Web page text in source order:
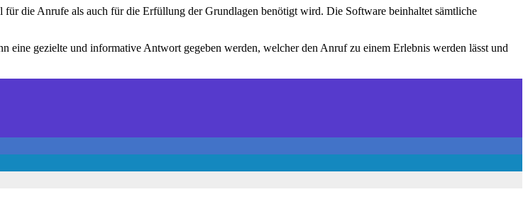
für die Anrufe als auch für die Erfüllung der Grundlagen benötigt wird. Die Software beinhaltet sämtliche
eine gezielte und informative Antwort gegeben werden, welcher den Anruf zu einem Erlebnis werden lässt und